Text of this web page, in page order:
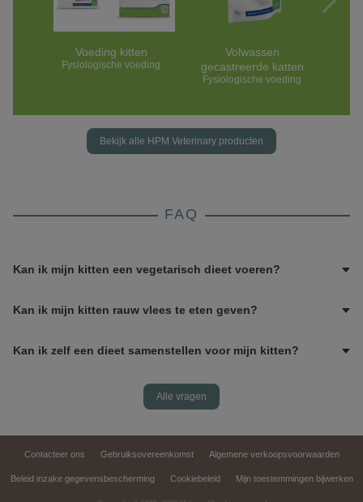
Voeding kitten
Fysiologische voeding
Volwassen
gecastreerde katten
Fysiologische voeding
Bekijk alle HPM Veterinary producten
FAQ
Kan ik mijn kitten een vegetarisch dieet voeren?
Kan ik mijn kitten rauw vlees te eten geven?
Kan ik zelf een dieet samenstellen voor mijn kitten?
Alle vragen
Contacteer ons Gebruiksovereenkomst Algemene verkoopsvoorwaarden
Beleid inzake gegevensbescherming Cookiebeleid Mijn toestemmingen bijwerken